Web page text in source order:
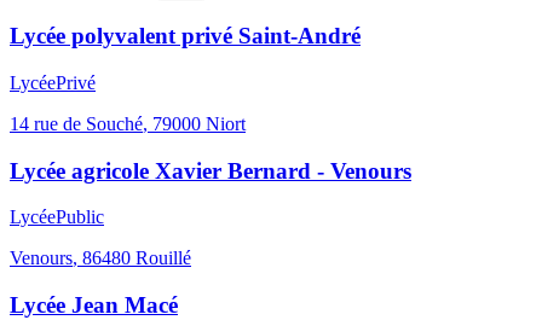
Lycée polyvalent privé Saint-André
LycéePrivé
14 rue de Souché, 79000 Niort
Lycée agricole Xavier Bernard - Venours
LycéePublic
Venours, 86480 Rouillé
Lycée Jean Macé